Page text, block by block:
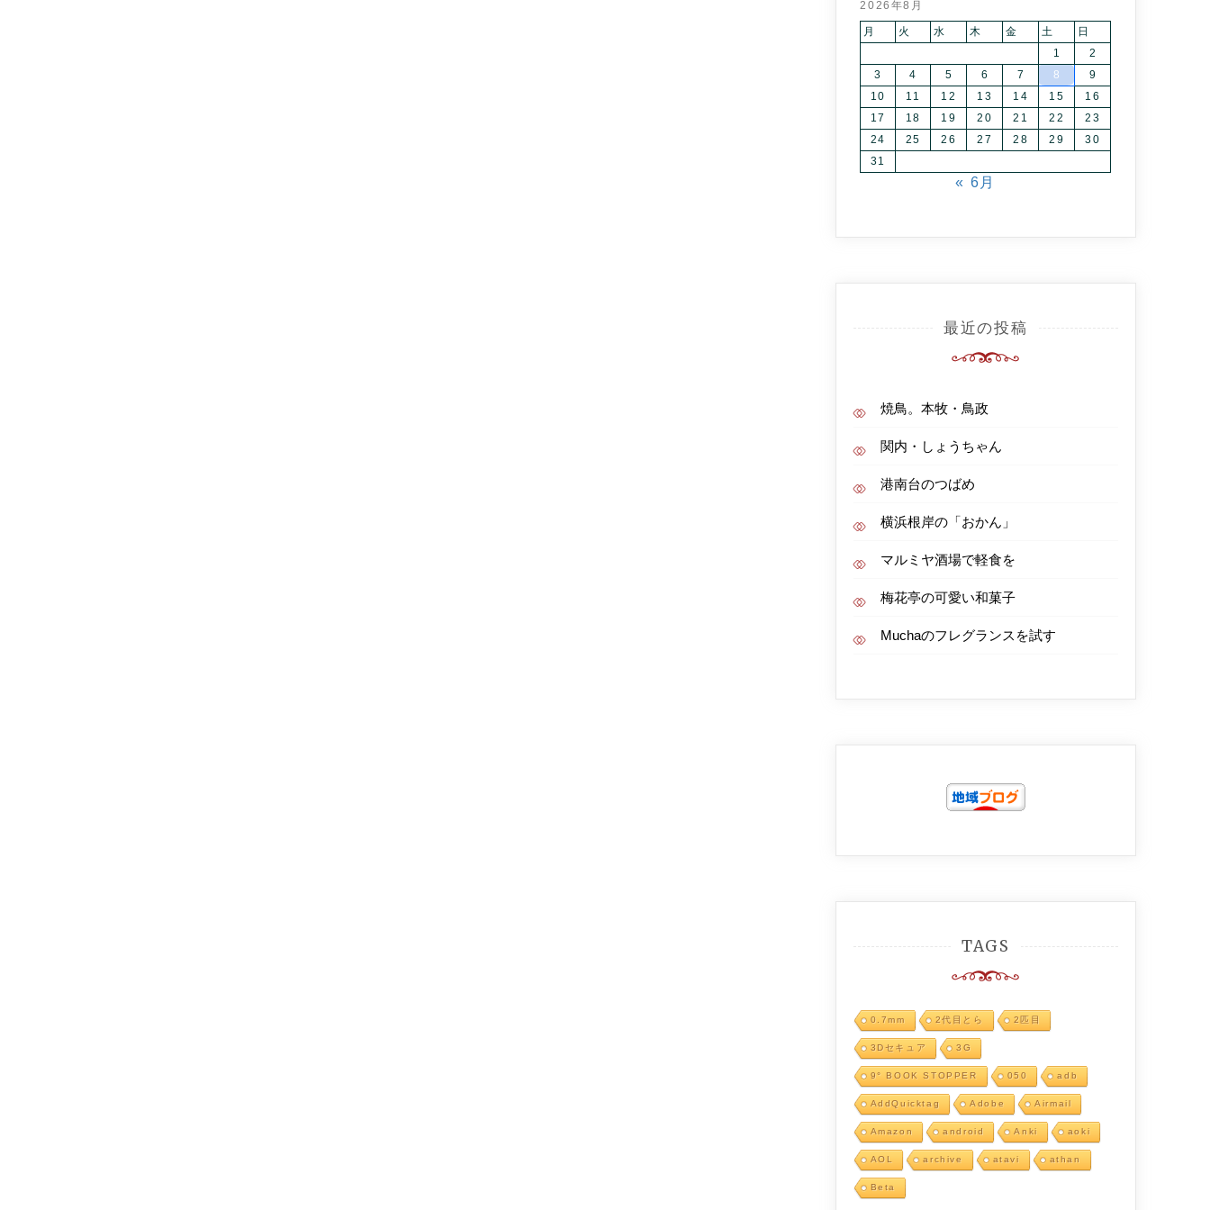
2026年8月
月 火 水 木 金 土
日
1
2
3
4 5 6 7 8
9
10
11 12 13 14 15
16
17
18 19 20 21 22
23
24
25 26 27 28 29
30
31
« 6月
最近の投稿
焼鳥。本牧・鳥政
関内・しょうちゃん
港南台のつばめ
横浜根岸の「おかん」
マルミヤ酒場で軽食を
梅花亭の可愛い和菓子
Muchaのフレグランスを試す
TAGS
0.7mm 2代目とら 2匹目
3Dセキュア 3G
9° BOOK STOPPER 050 adb
AddQuicktag Adobe Airmail
Amazon android Anki aoki
AOL archive atavi athan
Beta